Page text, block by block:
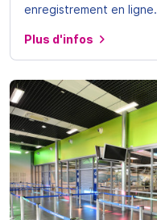
enregistrement en ligne.
Plus d'infos